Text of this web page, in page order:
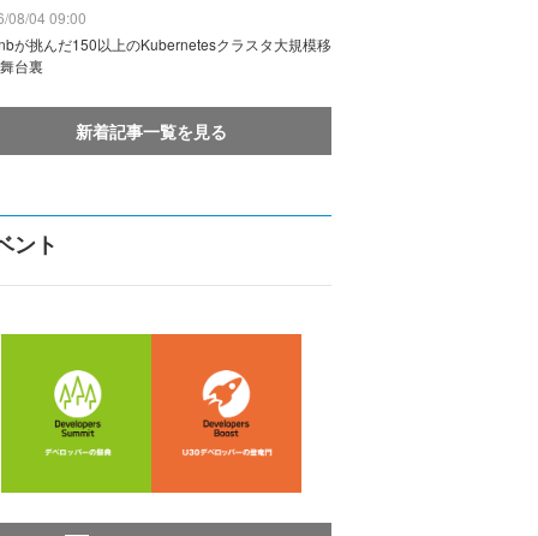
08/04 09:00
が挑んだ150以上のKubernetesクラスタ大規模移
台裏
新着記事一覧を見る
ント